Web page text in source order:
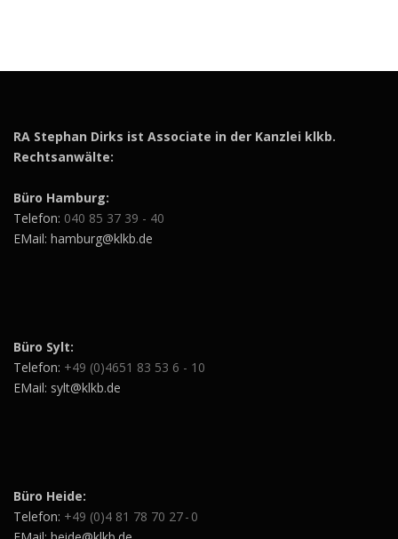
RA Stephan Dirks ist Associate in der Kanzlei klkb.
Rechtsanwälte:
Büro Hamburg:
Telefon: 040 85 37 39 - 40
EMail: hamburg@klkb.de
Büro Sylt:
Telefon: +49 (0)4651 83 53 6 - 10
EMail: sylt@klkb.de
Büro Heide:
Telefon: +49 (0)4 81 78 70 27 - 0